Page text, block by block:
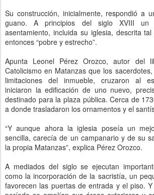
Su construcción, inicialmente, respondió a
guano. A principios del siglo XVIII un
asentamiento, incluida su iglesia, descrita
entonces “pobre y estrecho”.
Apunta Leonel Pérez Orozco, autor del
Catolicismo en Matanzas que los
limitaciones del inmueble, cruzaron al
iniciaron la edificación de uno nuevo,
destinado para la plaza pública. Cerca de
a donde trasladaron los ornamentos y el
“Y aunque ahora la iglesia poseía un
sencilla, carecía de un campanario y de su
la propia Matanzas”, explica Pérez Orozco.
A mediados del siglo se ejecutan
como la incorporación de la sacristía, un
favorecen las puertas de entrada y el piso.